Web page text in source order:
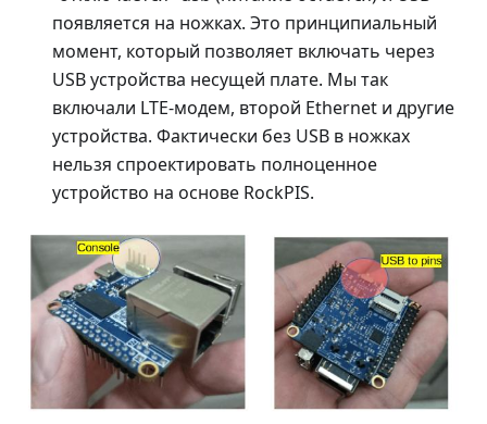
появляется на ножках. Это принципиальный
момент, который позволяет включать через
USB устройства несущей плате. Мы так
включали LTE-модем, второй Ethernet и другие
устройства. Фактически без USB в ножках
нельзя спроектировать полноценное
устройство на основе RockPIS.